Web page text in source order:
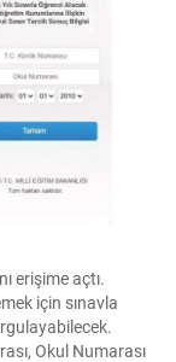
erişime açtı.
için sınavla
Okul Numarası